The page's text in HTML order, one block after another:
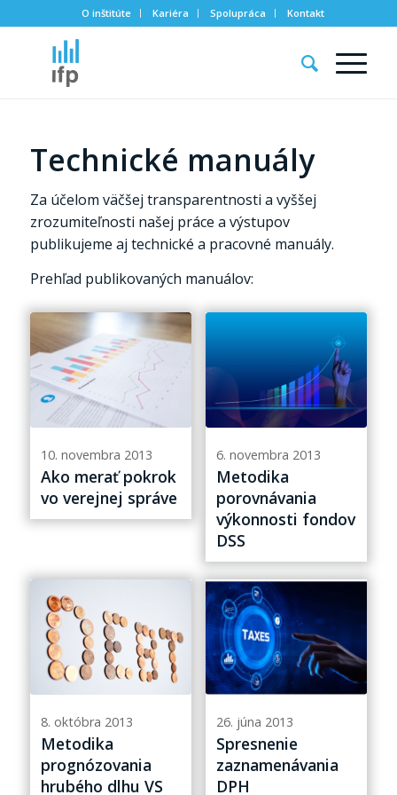
O inštitúte Kariéra Spolupráca Kontakt
Technické manuály
Za účelom väčšej transparentnosti a vyššej
zrozumiteľnosti našej práce a výstupov
publikujeme aj technické a pracovné manuály.
Prehľad publikovaných manuálov:
10. novembra 2013
Ako merať pokrok
vo verejnej správe
6. novembra 2013
Metodika
porovnávania
výkonnosti fondov
DSS
8. októbra 2013
Metodika
prognózovania
hrubého dlhu VS
26. júna 2013
Spresnenie
zaznamenávania
DPH